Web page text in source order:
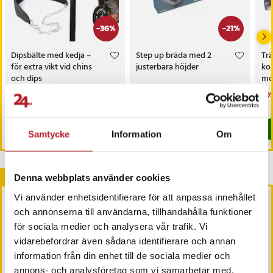
Samtycke Information Om
Denna webbplats använder cookies
Vi använder enhetsidentifierare för att anpassa innehållet
och annonserna till användarna, tillhandahålla funktioner
för sociala medier och analysera vår trafik. Vi
vidarebefordrar även sådana identifierare och annan
information från din enhet till de sociala medier och
annons- och analysföretag som vi samarbetar med.
-36%
Dipsbälte med kedja –
för extra vikt vid chins
och dips
Nuvarande pris
179 kr
179 kr
I lager, levereras inom 1-2 vardagar
Köp
-21%
Step up bräda med 2
justerbara höjder
:419 kr
I lager, levereras inom 1-2 vardagar
Andra köpte också